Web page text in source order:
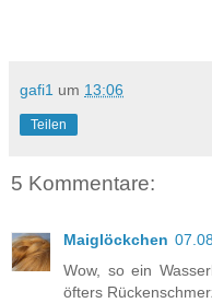
gafi1 um 13:06
Teilen
5 Kommentare:
Maiglöckchen
Wow, so ein
öfters